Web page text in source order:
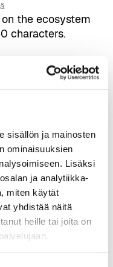
sisällön ja mainosten
ominaisuuksien
Lisäksi
ja analytiikka-
miten käytät
yhdistää näitä
heille tai joita on
the ecosystem
characters.
for the